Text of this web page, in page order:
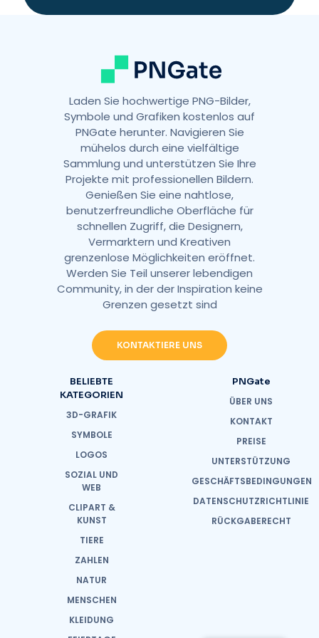
Laden Sie hochwertige PNG-Bilder,
Symbole und Grafiken kostenlos auf
PNGate herunter. Navigieren Sie
mühelos durch eine vielfältige
Sammlung und unterstützen Sie Ihre
Projekte mit professionellen Bildern.
Genießen Sie eine nahtlose,
benutzerfreundliche Oberfläche für
schnellen Zugriff, die Designern,
Vermarktern und Kreativen
grenzenlose Möglichkeiten eröffnet.
Werden Sie Teil unserer lebendigen
Community, in der der Inspiration keine
Grenzen gesetzt sind
KONTAKTIERE UNS
BELIEBTE
KATEGORIEN
3D-GRAFIK
SYMBOLE
LOGOS
SOZIAL UND
WEB
CLIPART &
KUNST
TIERE
ZAHLEN
NATUR
MENSCHEN
KLEIDUNG
PNGate
ÜBER UNS
KONTAKT
PREISE
UNTERSTÜTZUNG
GESCHÄFTSBEDINGUNGEN
DATENSCHUTZRICHTLINIE
RÜCKGABERECHT